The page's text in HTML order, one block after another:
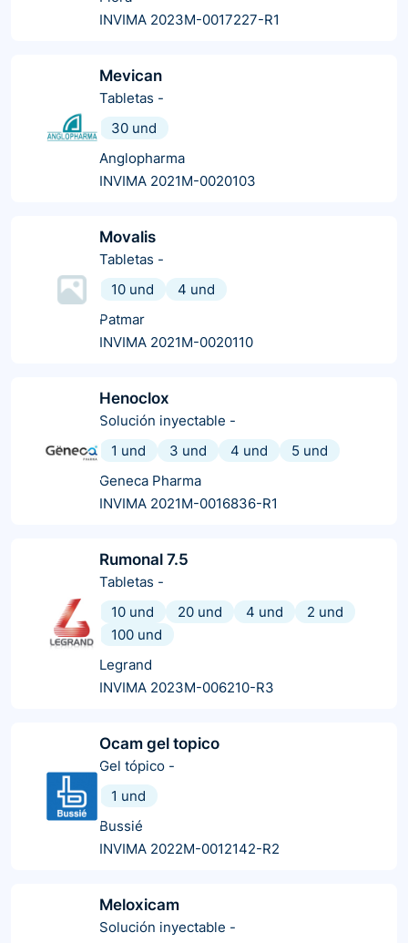
INVIMA 2023M-0017227-R1
Mevican
Tabletas -
30 und
Anglopharma
INVIMA 2021M-0020103
Movalis
Tabletas -
10 und
4 und
Patmar
INVIMA 2021M-0020110
Henoclox
Solución inyectable -
1 und
3 und 4 und
5 und
Geneca Pharma
INVIMA 2021M-0016836-R1
Rumonal 7.5
Tabletas -
10 und
20 und 4 und
2 und
100 und
Legrand
INVIMA 2023M-006210-R3
Ocam gel topico
Gel tópico -
1 und
Bussié
INVIMA 2022M-0012142-R2
Meloxicam
Solución inyectable -